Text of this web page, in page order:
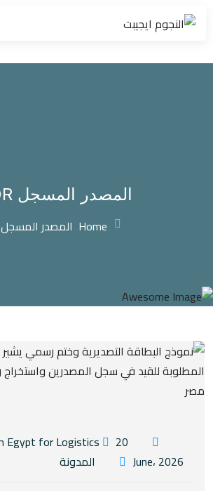
المصدر المسجل EOR
Home المصدر المسجل EOR
20
June، 2026
المدونة